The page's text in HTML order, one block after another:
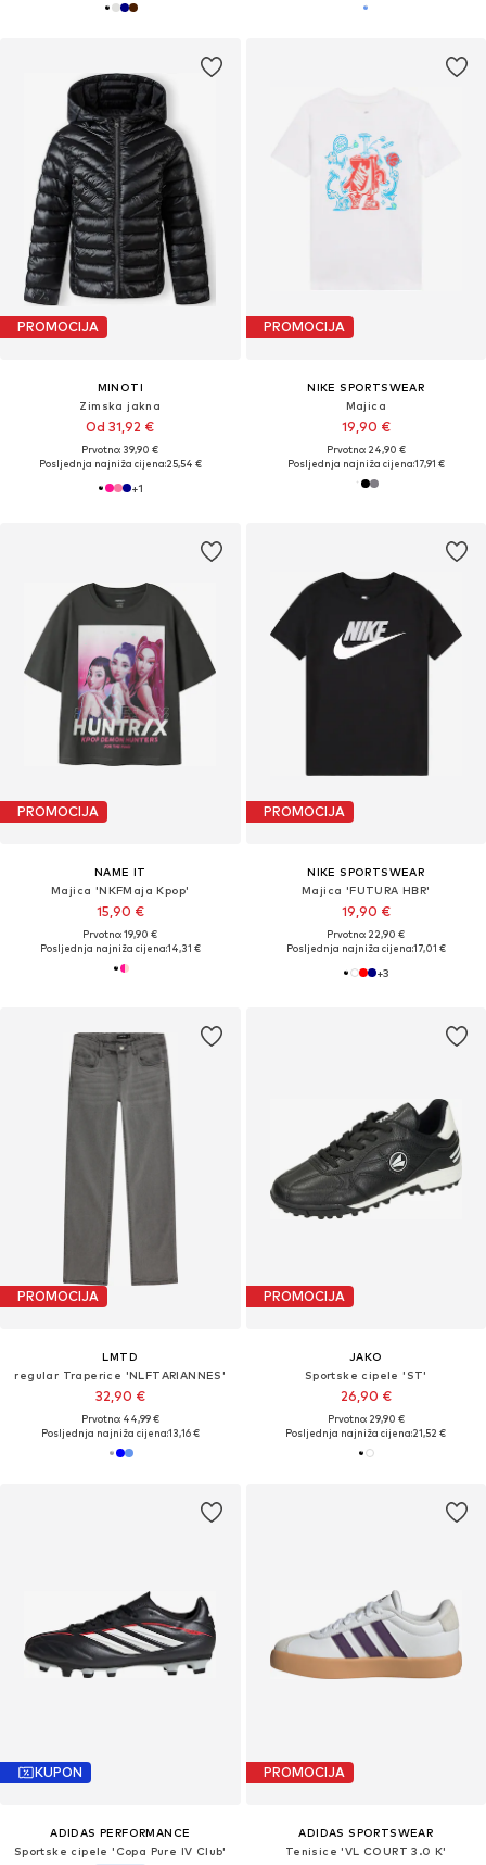
PROMOCIJA
MINOTI
Zimska jakna
Od 31,92 €
Prvotno: 39,90 €
Posljednja najniža cijena:25,54 €
+1
PROMOCIJA
NIKE SPORTSWEAR
Majica
19,90 €
Prvotno: 24,90 €
Posljednja najniža cijena:17,91 €
PROMOCIJA
NAME IT
Majica 'NKFMaja Kpop'
15,90 €
Prvotno: 19,90 €
Posljednja najniža cijena:14,31 €
PROMOCIJA
NIKE SPORTSWEAR
Majica 'FUTURA HBR'
19,90 €
Prvotno: 22,90 €
Posljednja najniža cijena:17,01 €
+3
PROMOCIJA
LMTD
regular Traperice 'NLFTARIANNES'
32,90 €
Prvotno: 44,99 €
Posljednja najniža cijena:13,16 €
PROMOCIJA
JAKO
Sportske cipele 'ST'
26,90 €
Prvotno: 29,90 €
Posljednja najniža cijena:21,52 €
KUPON
ADIDAS PERFORMANCE
Sportske cipele 'Copa Pure IV Club'
PROMOCIJA
ADIDAS SPORTSWEAR
Tenisice 'VL COURT 3.0 K'